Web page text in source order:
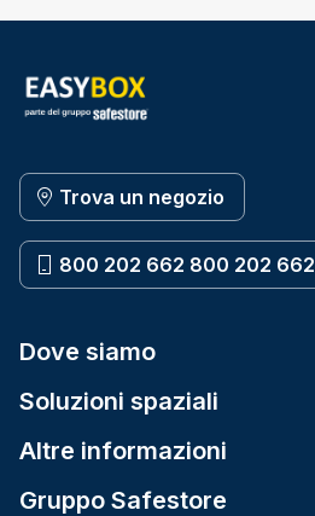
Trova un negozio
800 202 662 800 202 662
Dove siamo
Soluzioni spaziali
Altre informazioni
Gruppo Safestore